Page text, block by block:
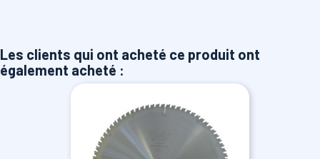
Les clients qui ont acheté ce produit ont
également acheté :